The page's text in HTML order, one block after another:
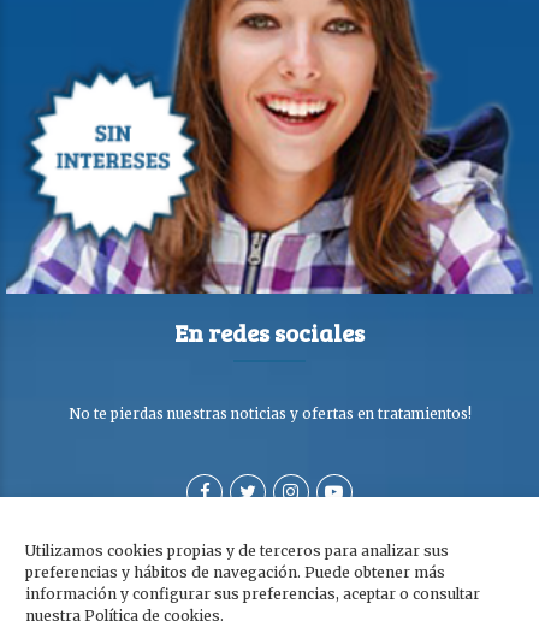
Utilizamos cookies propias y de terceros para analizar sus
preferencias y hábitos de navegación. Puede obtener más
información y configurar sus preferencias, aceptar o consultar
nuestra Política de cookies.
En redes sociales
No te pierdas nuestras noticias y ofertas en tratamientos!